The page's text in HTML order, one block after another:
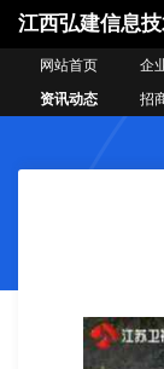
江西弘建信息
网站首页 企
资讯动态
招